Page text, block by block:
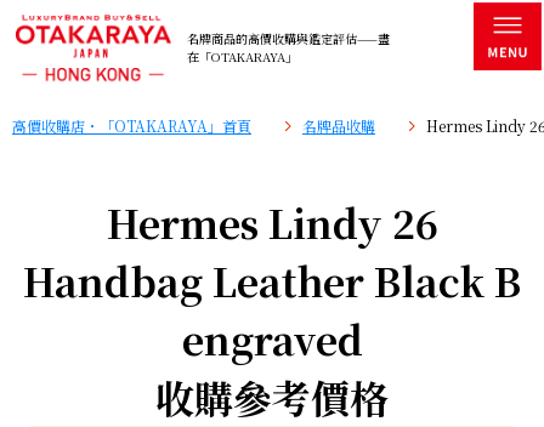
名牌商品的高價收購與鑑定評估——盡
在「OTAKARAYA」
高價收購店・「OTAKARAYA」首頁 名牌品收購 Hermes Lindy
Hermes Lindy 26
Handbag Leather Black B
engraved
收購參考價格